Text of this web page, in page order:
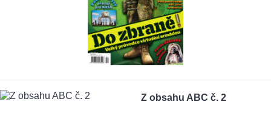
Z obsahu ABC č. 2